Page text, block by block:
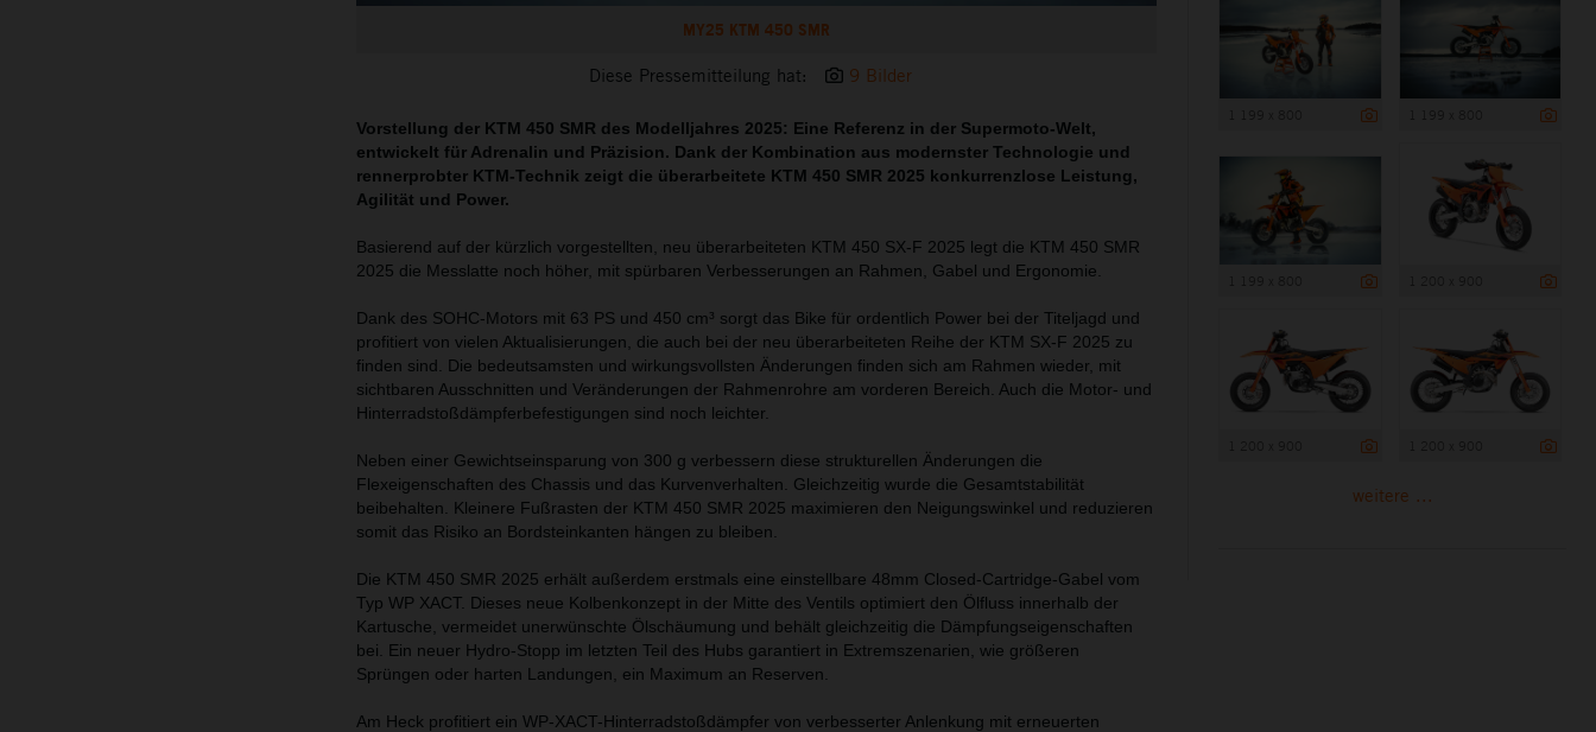
MY25 KTM 450 SMR
Diese Pressemitteilung hat: 9 Bilder
Vorstellung der KTM 450 SMR des Modelljahres 2025: Eine Referenz in der Supermoto-Welt,
entwickelt für Adrenalin und Präzision. Dank der Kombination aus modernster Technologie und
rennerprobter KTM-Technik zeigt die überarbeitete KTM 450 SMR 2025 konkurrenzlose Leistung,
Agilität und Power.
Basierend auf der kürzlich vorgestellten, neu überarbeiteten KTM 450 SX-F 2025 legt die KTM 450 SMR
2025 die Messlatte noch höher, mit spürbaren Verbesserungen an Rahmen, Gabel und Ergonomie.
Dank des SOHC-Motors mit 63 PS und 450 cm³ sorgt das Bike für ordentlich Power bei der Titeljagd und
profitiert von vielen Aktualisierungen, die auch bei der neu überarbeiteten Reihe der KTM SX-F 2025 zu
finden sind. Die bedeutsamsten und wirkungsvollsten Änderungen finden sich am Rahmen wieder, mit
sichtbaren Ausschnitten und Veränderungen der Rahmenrohre am vorderen Bereich. Auch die Motor- und
Hinterradstoßdämpferbefestigungen sind noch leichter.
Neben einer Gewichtseinsparung von 300 g verbessern diese strukturellen Änderungen die
Flexeigenschaften des Chassis und das Kurvenverhalten. Gleichzeitig wurde die Gesamtstabilität
beibehalten. Kleinere Fußrasten der KTM 450 SMR 2025 maximieren den Neigungswinkel und reduzieren
somit das Risiko an Bordsteinkanten hängen zu bleiben.
Die KTM 450 SMR 2025 erhält außerdem erstmals eine einstellbare 48mm Closed-Cartridge-Gabel vom
Typ WP XACT. Dieses neue Kolbenkonzept in der Mitte des Ventils optimiert den Ölfluss innerhalb der
Kartusche, vermeidet unerwünschte Ölschäumung und behält gleichzeitig die Dämpfungseigenschaften
bei. Ein neuer Hydro-Stopp im letzten Teil des Hubs garantiert in Extremszenarien, wie größeren
Sprüngen oder harten Landungen, ein Maximum an Reserven.
Am Heck profitiert ein WP-XACT-Hinterradstoßdämpfer von verbesserter Anlenkung mit erneuerten
weitere ...